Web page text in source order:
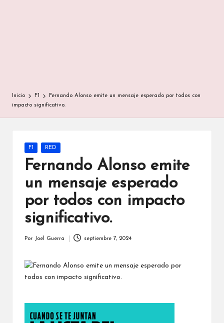
Inicio F1
Fernando Alonso emite un mensaje esperado por todos con
impacto significativo.
Publicada
en
F1 RED
Fernando Alonso emite
un mensaje esperado
por todos con impacto
significativo.
Por Joel Guerra septiembre 7, 2024